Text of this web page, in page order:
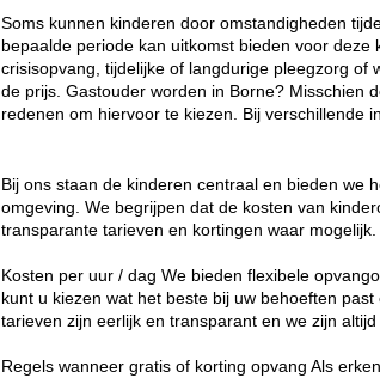
Soms kunnen kinderen door omstandigheden
bepaalde periode kan uitkomst bieden voor
crisisopvang, tijdelijke of langdurige pleegzorg of
de prijs. Gastouder worden in Borne? Misschien
redenen om hiervoor te kiezen. Bij verschillende
Bij ons staan de kinderen centraal en bieden we
omgeving. We begrijpen dat de kosten van
transparante tarieven en kortingen waar mogelijk.
Kosten per uur / dag We bieden flexibele
kunt u kiezen wat het beste bij uw behoeften
tarieven zijn eerlijk en transparant en we zijn
Regels wanneer gratis of korting opvang Als